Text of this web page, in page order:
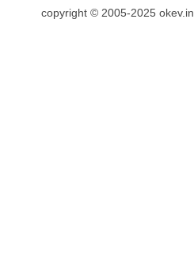
copyright © 2005-2025 okev.in